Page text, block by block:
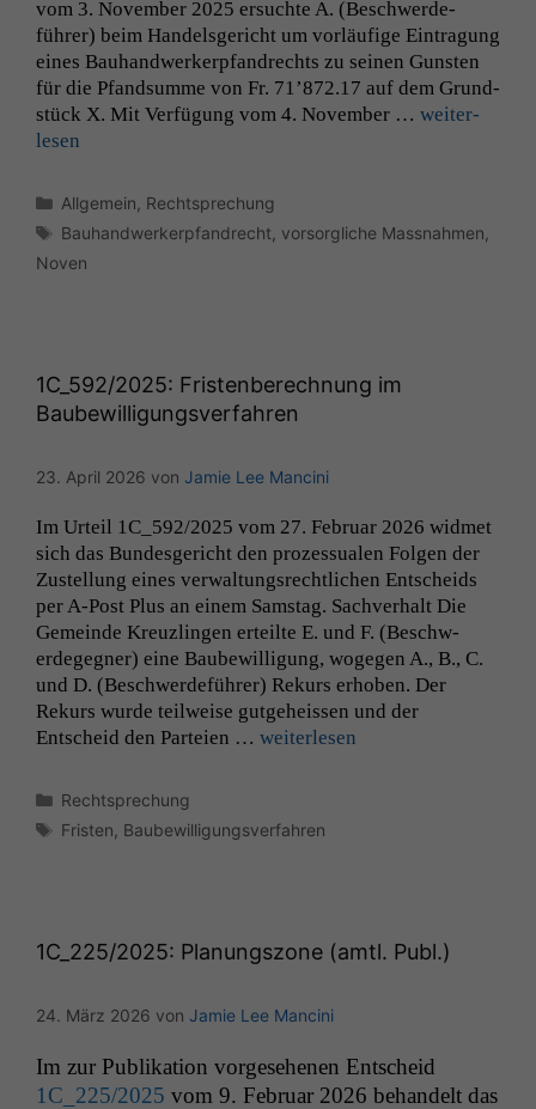
vom 3. Novem­ber 2025 ersuchte A. (Beschw­erde­
führer) beim Han­dels­gericht um vor­läu­fige Ein­tra­gung
eines Bauhandw­erk­erp­fan­drechts zu seinen Gun­sten
für die Pfand­summe von Fr. 71’872.17 auf dem Grund­
stück X. Mit Ver­fü­gung vom 4. Novem­ber … weit­er­
lesen
Kategorien
Allgemein Rechtsprechung
Schlagwörter
Bauhandwerkerpfandrecht vorsorgliche Massnahmen
Noven
1C_592/2025: Fristenberechnung im
Baubewilligungsverfahren
23. April 2026 von Jamie Lee Mancini
Im Urteil 1C_592/2025 vom 27. Feb­ru­ar 2026 wid­met
sich das Bun­des­gericht den prozes­sualen Fol­gen der
Zustel­lung eines ver­wal­tungsrechtlichen Entschei­ds
per A‑Post Plus an einem Sam­stag. Sachver­halt Die
Gemeinde Kreu­zlin­gen erteilte E. und F. (Beschw­
erdegeg­n­er) eine Baube­wil­li­gung, woge­gen A., B., C.
und D. (Beschw­erde­führer) Rekurs erhoben. Der
Rekurs wurde teil­weise gut­ge­heis­sen und der
Entscheid den Parteien … weit­er­lesen
Kategorien
Rechtsprechung
Schlagwörter
Fristen Baubewilligungsverfahren
1C_225/2025: Planungszone (amtl. Publ.)
24. März 2026 von Jamie Lee Mancini
Im zur Pub­lika­tion vorge­se­henen Entscheid
1C_225/2025 vom 9. Feb­ru­ar 2026 behan­delt das